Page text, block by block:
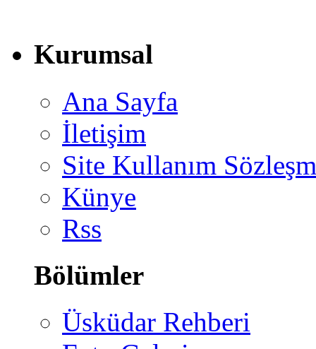
Kurumsal
Ana Sayfa
İletişim
Site Kullanım
Künye
Rss
Bölümler
Üsküdar Rehberi